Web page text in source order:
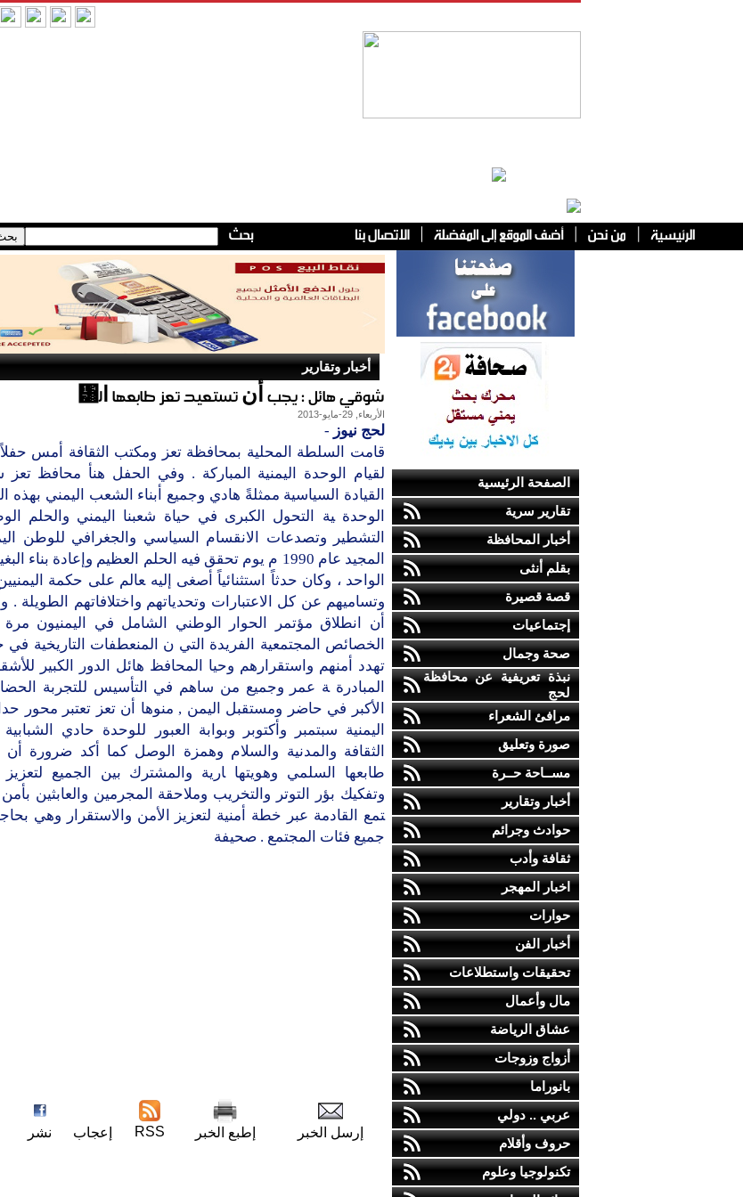
الصفحة الرئيسية
تقارير سرية
أخبار المحافظة
بقلم أنثى
قصة قصيرة
إجتماعيات
صحة وجمال
نبذة تعريفية عن محافظة
لحج
مرافئ الشعراء
صورة وتعليق
مســاحة حــرة
أخبار وتقارير
حوادث وجرائم
ثقافة وأدب
اخبار المهجر
حوارات
أخبار الفن
تحقيقات واستطلاعات
مال وأعمال
عشاق الرياضة
أزواج وزوجات
بانوراما
عربي .. دولي
حروف وأقلام
تكنولوجيا وعلوم
أخبار وتقارير
ﺷﻮﻗﻲ ﻫﺎﺋﻞ : ﻳﺠﺐ ﺃﻥ ﺗﺴﺘﻌﻴﺪ ﺗﻌﺰ ﻃﺎﺑﻌﻬﺎ ﺍﻟ᥸
الأربعاء, 29-مايو-2013
لحج نيوز -
ﻗﺎﻣﺖ ﺍﻟﺴﻠﻄﺔ ﺍﻟﻤﺤﻠﻴﺔ ﺑﻤﺤﺎﻓﻈﺔ ﺗﻌﺰ ﻭﻣﻜﺘﺐ ﺍﻟﺜﻘﺎﻓﺔ ﺃﻣﺲ ﺣﻔﻼً
ﻟﻘﻴﺎﻡ ﺍﻟﻮﺣﺪﺓ ﺍﻟﻴﻤﻨﻴﺔ ﺍﻟﻤﺒﺎﺭﻛﺔ . ﻭﻓﻲ ﺍﻟﺤﻔﻞ ﻫﻨﺄ ﻣﺤﺎﻓﻆ
ﺍﻟﻘﻴﺎﺩﺓ ﺍﻟﺴﻴﺎﺳﻴﺔ ﻣﻤﺜﻠﺔً ﻫﺎﺩﻱ ﻭﺟﻤﻴﻊ ﺃﺑﻨﺎﺀ ﺍﻟﺸﻌﺐ ﺍﻟﻴﻤﻨﻲ ﺑﻬﺬﻩ
ﺍﻟﻮﺣﺪﺓ ﻴﺔ ﺍﻟﺘﺤﻮﻝ ﺍﻟﻜﺒﺮﻯ ﻓﻲ ﺣﻴﺎﺓ ﺷﻌﺒﻨﺎ ﺍﻟﻴﻤﻨﻲ ﻭﺍﻟﺤﻠﻢ
ﺍﻟﺘﺸﻄﻴﺮ ﻭﺗﺼﺪﻋﺎﺕ ﺍﻻﻧﻘﺴﺎﻡ ﺍﻟﺴﻴﺎﺳﻲ ﻭﺍﻟﺠﻐﺮﺍﻓﻲ ﻟﻠﻮﻃﻦ
ﺍﻟﻤﺠﻴﺪ ﻋﺎﻡ 1990 ﻡ ﻳﻮﻡ ﺗﺤﻘﻖ ﻓﻴﻪ ﺍﻟﺤﻠﻢ ﺍﻟﻌﻈﻴﻢ ﻭﺇﻋﺎﺩﺓ ﺑﻨﺎﺀ
ﺍﻟﻮﺍﺣﺪ ، ﻭﻛﺎﻥ ﺣﺪﺛﺎً ﺍﺳﺘﺜﻨﺎﺋﻴﺎً ﺃﺻﻐﻰ ﺇﻟﻴﻪ ﻌﺎﻟﻢ ﻋﻠﻰ ﺣﻜﻤﺔ
ﻭﺗﺴﺎﻣﻴﻬﻢ ﻋﻦ ﻛﻞ ﺍﻻﻋﺘﺒﺎﺭﺍﺕ ﻭﺗﺤﺪﻳﺎﺗﻬﻢ ﻭﺍﺧﺘﻼﻓﺎﺗﻬﻢ ﺍﻟﻄﻮﻳﻠﺔ
ﺃﻥ ﺍﻧﻄﻼﻕ ﻣﺆﺗﻤﺮ ﺍﻟﺤﻮﺍﺭ ﺍﻟﻮﻃﻨﻲ ﺍﻟﺸﺎﻣﻞ ﻓﻲ ﺍﻟﻴﻤﻨﻴﻮﻥ ﻣﺮﺓ
ﺍﻟﺨﺼﺎﺋﺺ ﺍﻟﻤﺠﺘﻤﻌﻴﺔ ﺍﻟﻔﺮﻳﺪﺓ ﺍﻟﺘﻲ ﻥ ﺍﻟﻤﻨﻌﻄﻔﺎﺕ ﺍﻟﺘﺎﺭﻳﺨﻴﺔ ﻓﻲ
ﺗﻬﺪﺩ ﺃﻣﻨﻬﻢ ﻭﺍﺳﺘﻘﺮﺍﺭﻫﻢ ﻭﺣﻴﺎ ﺍﻟﻤﺤﺎﻓﻆ ﻫﺎﺋﻞ ﺍﻟﺪﻭﺭ ﺍﻟﻜﺒﻴﺮ
ﺍﻟﻤﺒﺎﺩﺭﺓ ﺔ ﻋﻤﺮ ﻭﺟﻤﻴﻊ ﻣﻦ ﺳﺎﻫﻢ ﻓﻲ ﺍﻟﺘﺄﺳﻴﺲ ﻟﻠﺘﺠﺮﺑﺔ
ﺍﻷﻛﺒﺮ ﻓﻲ ﺣﺎﺿﺮ ﻭﻣﺴﺘﻘﺒﻞ ﺍﻟﻴﻤﻦ , ﻣﻨﻮﻫﺎ ﺃﻥ ﺗﻌﺰ ﺗﻌﺘﺒﺮ ﻣﺤﻮﺭ
ﺍﻟﻴﻤﻨﻴﺔ ﺳﺒﺘﻤﺒﺮ ﻭﺃﻛﺘﻮﺑﺮ ﻭﺑﻮﺍﺑﺔ ﺍﻟﻌﺒﻮﺭ ﻟﻠﻮﺣﺪﺓ ﺣﺎﺩﻱ
ﺍﻟﺜﻘﺎﻓﺔ ﻭﺍﻟﻤﺪﻧﻴﺔ ﻭﺍﻟﺴﻼﻡ ﻭﻫﻤﺰﺓ ﺍﻟﻮﺻﻞ ﻛﻤﺎ ﺃﻛﺪ ﺿﺮﻭﺭﺓ ﺃﻥ
ﻃﺎﺑﻌﻬﺎ ﺍﻟﺴﻠﻤﻲ ﻭﻫﻮﻳﺘﻬﺎ ﺎﺭﻳﺔ ﻭﺍﻟﻤﺸﺘﺮﻙ ﺑﻴﻦ ﺍﻟﺠﻤﻴﻊ
ﻭﺗﻔﻜﻴﻚ ﺑﺆﺭ ﺍﻟﺘﻮﺗﺮ ﻭﺍﻟﺘﺨﺮﻳﺐ ﻭﻣﻼﺣﻘﺔ ﺍﻟﻤﺠﺮﻣﻴﻦ ﻭﺍﻟﻌﺎﺑﺜﻴﻦ
ﺘﻤﻊ ﺍﻟﻘﺎﺩﻣﺔ ﻋﺒﺮ ﺧﻄﺔ ﺃﻣﻨﻴﺔ ﻟﺘﻌﺰﻳﺰ ﺍﻷﻣﻦ ﻭﺍﻻﺳﺘﻘﺮﺍﺭ ﻭﻫﻲ
ﺟﻤﻴﻊ ﻓﺌﺎﺕ ﺍﻟﻤﺠﺘﻤﻊ . ﺻﺤﻴﻔﺔ
إرسل الخبر إطبع الخبر RSS إعجاب نشر